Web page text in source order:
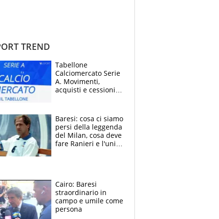
TREND
Tabellone
Calciomercato Serie
A. Movimenti,
acquisti e cessioni:
Baresi: cosa ci siamo
persi della leggenda
del Milan, cosa deve
fare Ranieri e l'unico
Cairo: Baresi
straordinario in
campo e umile come
persona